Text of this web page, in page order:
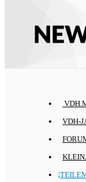
VDH-